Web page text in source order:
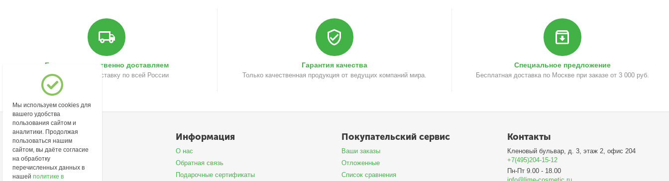
Быстро и качественно доставляем
Осуществляем доставку по всей России
Гарантия качества
Только качественная продукция от ведущих компаний мира.
Специальное предложение
Бесплатная доставка по Москве при заказе от 3 000 руб.
Моя учетная запись
Войти
Создать учетную запись
Информация
О нас
Обратная связь
Подарочные сертификаты
Покупательский сервис
Ваши заказы
Отложенные
Список сравнения
Контакты
Кленовый бульвар, д. 3, этаж 2, офис 204
+7(495)204-15-12
Пн-Пт 9.00 - 18.00
Мы используем cookies для
вашего удобства
пользования сайтом и
аналитики. Продолжая
пользоваться нашим
сайтом, вы даёте согласие
на обработку
перечисленных данных в
нашейполитике в